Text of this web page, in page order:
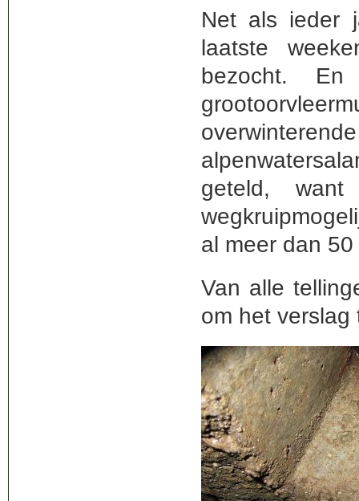
Net als ieder
laatste
bezocht.
geteld,
al meer dan
Van alle
om het